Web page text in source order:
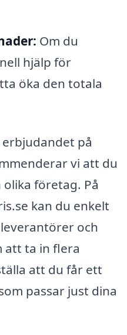
Om du
hjälp för
öka den totala
på
vi att du
företag. På
kan du enkelt
och
att ta in flera
att du får ett
passar just dina